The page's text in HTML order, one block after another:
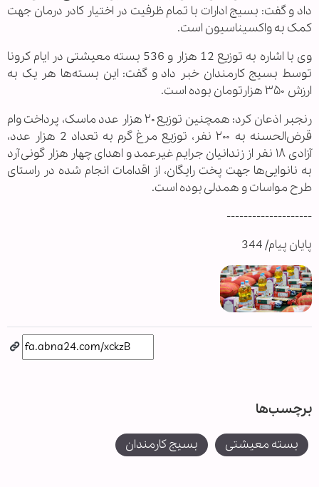
داد و گفت: بسیج ادارات با تمام ظرفیت در اختیار کادر درمان جهت
کمک به واکسیناسیون است.
وی با اشاره به توزیع 12 هزار و 536 بسته معیشتی در ایام کرونا
توسط بسیج کارمندان خبر داد و گفت: این بسته‌ها هر یک به
ارزش ۳۵۰ هزارتومان بوده است.
رنجبر اذعان کرد: همچنین توزیع ۲۰ هزار عدد ماسک، پرداخت وام
قرض‌الحسنه به ۲۰۰ نفر، توزیع مرغ گرم به تعداد 2 هزار عدد،
آزادی ۱۸ نفر از زندانیان جرایم غیرعمد و اهدای چهار هزار گونی آرد
به نانوایی‌ها جهت پخت رایگان، از اقدامات انجام شده در راستای
طرح مواسات و همدلی بوده است.
--------------------
پایان پیام/ 344
برچسب‌ها
بسته معیشتی بسیج کارمندان